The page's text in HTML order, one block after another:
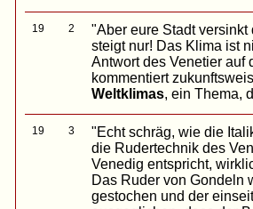
19 2
"Aber eure Stadt
steigt nur! Das Klima ist
Antwort des Venetier auf
kommentiert
Weltklimas, ein Thema,
19 3
"Echt schräg, wie die
die Rudertechnik des
Venedig entspricht,
Das Ruder von Gondeln
gestochen und der